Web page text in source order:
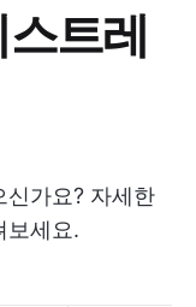
트레
신가요? 자세한
보세요.